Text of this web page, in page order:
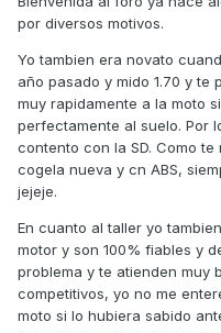
por diversos motivos.
Yo tambien era novato
año pasado y mido 1.70 y te
muy rapidamente a la moto
perfectamente al suelo. Por
contento con la SD. Como
cogela nueva y cn ABS,
jejeje.
En cuanto al taller yo
motor y son 100% fiables y
problema y te atienden muy
competitivos, yo no me
moto si lo hubiera sabido